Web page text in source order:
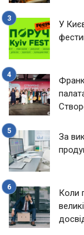
У
За
Коли